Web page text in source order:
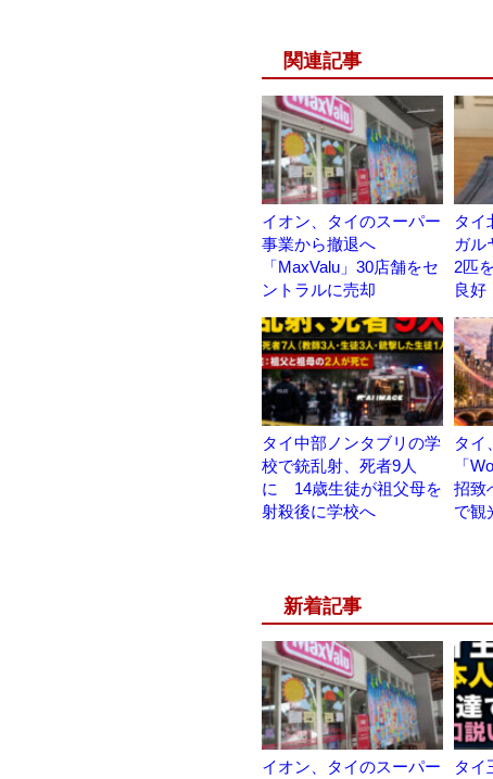
関連記事
イオン、タイのスーパー
事業から撤退へ
「MaxValu」30店舗をセ
ントラルに売却
タイ
ガル
2匹
良好
タイ中部ノンタブリの学
校で銃乱射、死者9人
に 14歳生徒が祖父母を
射殺後に学校へ
タイ
「
招致
で観
新着記事
イオン、タイのスーパー タイ